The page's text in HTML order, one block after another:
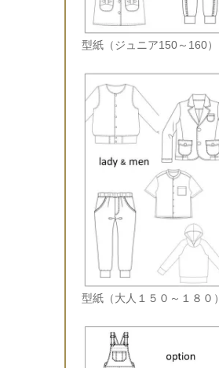
型紙（ジュニア150～160）
型紙（大人１５０～１８０）